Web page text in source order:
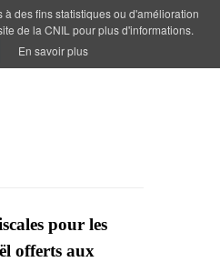
pour les
offerts aux
des fins statistiques ou d'amélioration
de la CNIL pour plus d'informations.
En savoir plus